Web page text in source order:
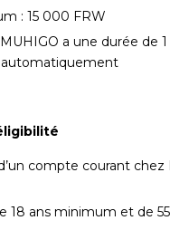
: 15 000 FRW
a une durée de 1
compte courant chez
18 ans minimum et de